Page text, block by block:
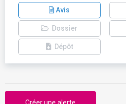
Avis
Dossier
Dépôt